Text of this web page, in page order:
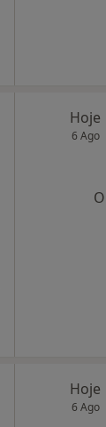
Hoje
6 Ago
Hoje
6 Ago